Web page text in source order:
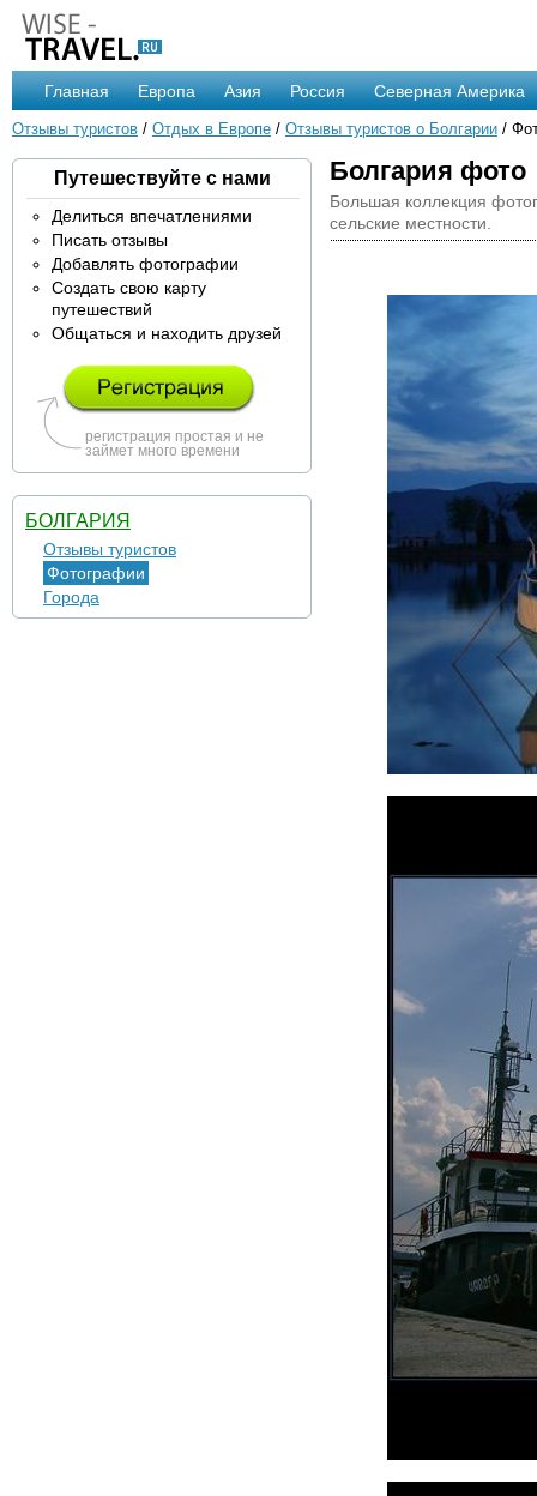
Главная Европа Азия Россия Северная Америка
Отзывы туристов / Отдых в Европе / Отзывы туристов о Болгарии /
Путешествуйте с нами
Делиться впечатлениями
Писать отзывы
Добавлять фотографии
Создать свою карту
путешествий
Общаться и находить друзей
регистрация простая и не
займет много времени
БОЛГАРИЯ
Отзывы туристов
Фотографии
Города
Болгария фото
Большая коллекция
сельские местности.